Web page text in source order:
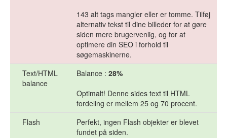
143 alt tags mangler eller er tomme. Tilføj
alternativ tekst til dine billeder for at gøre
siden mere brugervenlig, og for at
optimere din SEO i forhold til
søgemaskinerne.
Text/HTML
balance
Balance : 28%
Optimalt! Denne sides text til HTML
fordeling er mellem 25 og 70 procent.
Flash
Perfekt, ingen Flash objekter er blevet
fundet på siden.